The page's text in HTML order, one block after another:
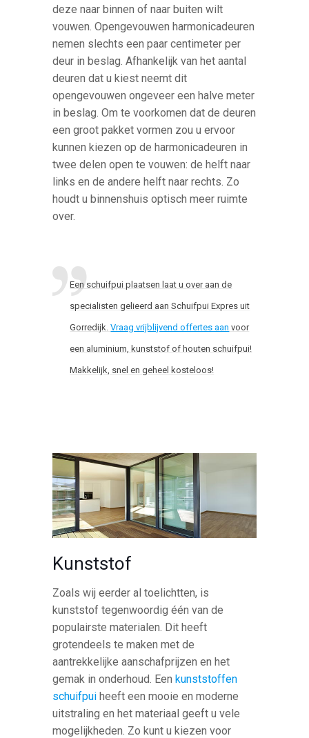
deze naar binnen of naar buiten wilt
vouwen. Opengevouwen harmonicadeuren
nemen slechts een paar centimeter per
deur in beslag. Afhankelijk van het aantal
deuren dat u kiest neemt dit
opengevouwen ongeveer een halve meter
in beslag. Om te voorkomen dat de deuren
een groot pakket vormen zou u ervoor
kunnen kiezen op de harmonicadeuren in
twee delen open te vouwen: de helft naar
links en de andere helft naar rechts. Zo
houdt u binnenshuis optisch meer ruimte
over.
Een schuifpui plaatsen laat u over aan de
specialisten gelieerd aan Schuifpui Expres uit
Gorredijk.Vraag vrijblijvend offertes aan voor
een aluminium, kunststof of houten schuifpui!
Makkelijk, snel en geheel kosteloos!
Kunststof
Zoals wij eerder al toelichtten, is
kunststof tegenwoordig één van de
populairste materialen. Dit heeft
grotendeels te maken met de
aantrekkelijke aanschafprijzen en het
gemak in onderhoud. Eenkunststoffen
schuifpui heeft een mooie en moderne
uitstraling en het materiaal geeft u vele
mogelijkheden. Zo kunt u kiezen voor